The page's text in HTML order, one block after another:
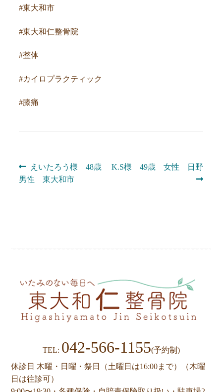
#東大和市
#東大和仁整骨院
#整体
#カイロプラクティック
#膝痛
投
稿
シ
ョ
ン
前
の
えいたろう様 48歳
男性 東大和市
次
K.S様 49歳 女性 日野
TEL: 042-566-1155(予約制)
休診日 木曜・日曜・祭日（土曜日は16:00まで）（木曜
日は往診可）